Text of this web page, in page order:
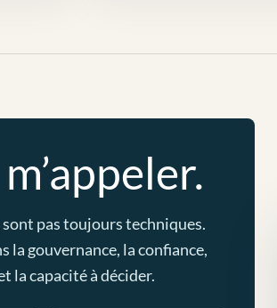
sont pas toujours techniques.
la gouvernance, la confiance,
la capacité à décider.